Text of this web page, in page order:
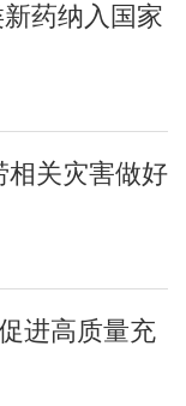
药纳入国家
相关灾害做好
进高质量充